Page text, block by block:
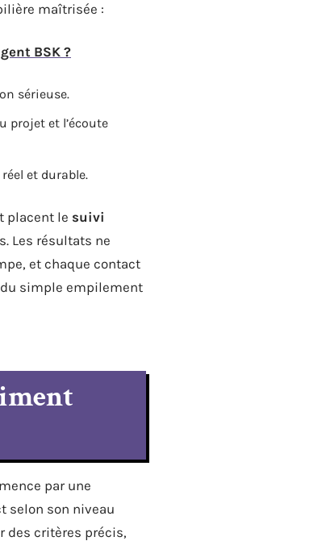
maîtrisée :
BSK ?
sérieuse.
projet et l’écoute
et durable.
placent le suivi
Les résultats ne
et chaque contact
du simple empilement
par une
selon son niveau
des critères précis,